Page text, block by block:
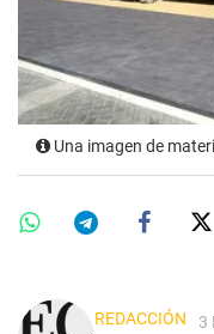
Una imagen de
REDACCIÓN 3